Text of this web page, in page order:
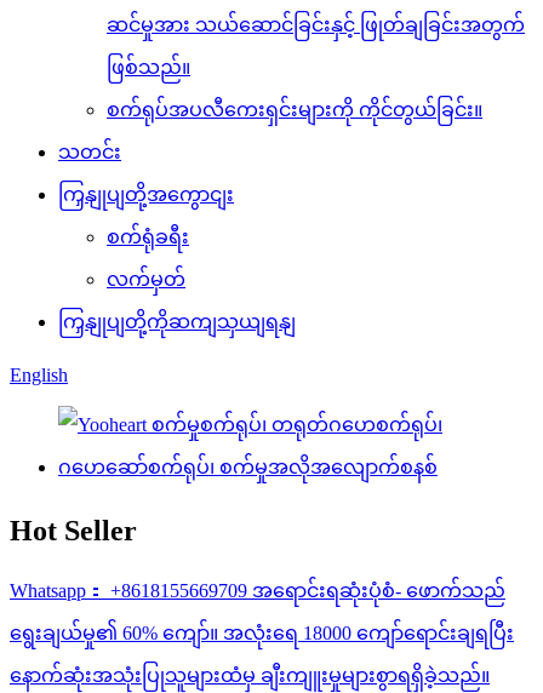
ဆင်မှုအား သယ်ဆောင်ခြင်းနှင့် ဖြုတ်ချခြင်းအတွက်
ဖြစ်သည်။
စက်ရုပ်အပလီကေးရှင်းများကို ကိုင်တွယ်ခြင်း။
သတင်း
ကြှနျုပျတို့အကွောငျး
စက်ရုံခရီး
လက်မှတ်
ကြှနျုပျတို့ကိုဆကျသှယျရနျ
English
Hot Seller
Whatsapp： +8618155669709 အရောင်းရဆုံးပုံစံ- ဖောက်သည်
ရွေးချယ်မှု၏ 60% ကျော်။ အလုံးရေ 18000 ကျော်ရောင်းချရပြီး
နောက်ဆုံးအသုံးပြုသူများထံမှ ချီးကျူးမှုများစွာရရှိခဲ့သည်။